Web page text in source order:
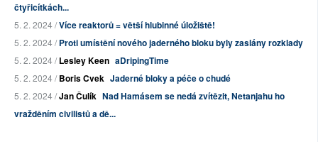
čtyřicítkách...
5. 2. 2024 /Více reaktorů = větší hlubinné úložiště!
5. 2. 2024 /Proti umístění nového jaderného bloku byly zaslány rozklady
5. 2. 2024 /Lesley Keen aDripingTime
5. 2. 2024 /Boris Cvek Jaderné bloky a péče o chudé
5. 2. 2024 /Jan Čulík Nad Hamásem se nedá zvítězit, Netanjahu ho
vražděním civilistů a dě...